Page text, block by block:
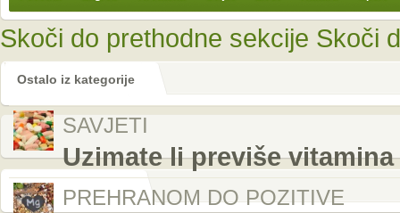
Skoči do prethodne sekcije Skoči
Ostalo iz kategorije
SAVJETI
Uzimate li previše
PREHRANOM DO POZITIVE